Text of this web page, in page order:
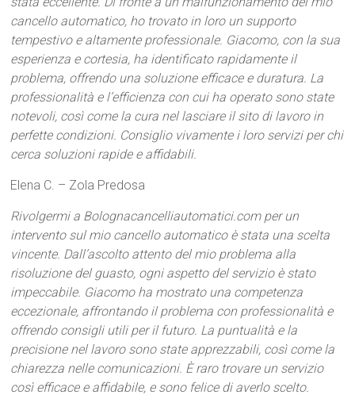
cancello automatico, ho trovato in loro un supporto
tempestivo e altamente professionale. Giacomo, con la sua
esperienza e cortesia, ha identificato rapidamente il
problema, offrendo una soluzione efficace e duratura. La
professionalità e l’efficienza con cui ha operato sono state
notevoli, così come la cura nel lasciare il sito di lavoro in
perfette condizioni. Consiglio vivamente i loro servizi per chi
cerca soluzioni rapide e affidabili.
Elena C. – Zola Predosa
Rivolgermi a Bolognacancelliautomatici.com per un
intervento sul mio cancello automatico è stata una scelta
vincente. Dall’ascolto attento del mio problema alla
risoluzione del guasto, ogni aspetto del servizio è stato
impeccabile. Giacomo ha mostrato una competenza
eccezionale, affrontando il problema con professionalità e
offrendo consigli utili per il futuro. La puntualità e la
precisione nel lavoro sono state apprezzabili, così come la
chiarezza nelle comunicazioni. È raro trovare un servizio
così efficace e affidabile, e sono felice di averlo scelto.